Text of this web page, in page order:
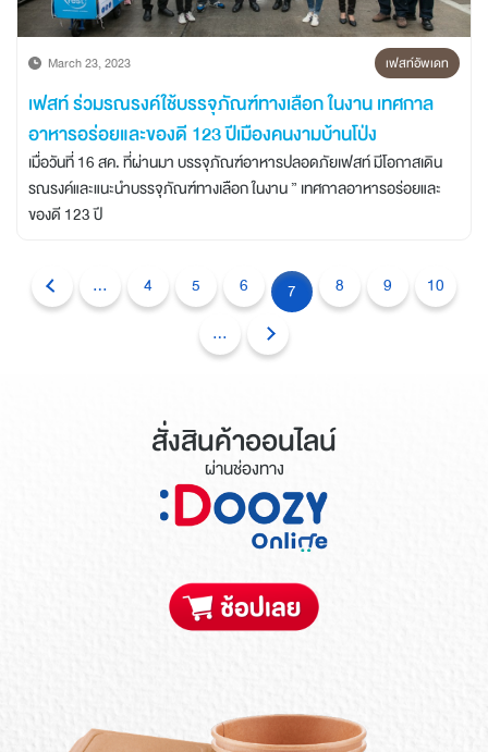
March 23, 2023 เฟสท์อัพเดท
เฟสท์ ร่วมรณรงค์ใช้บรรจุภัณฑ์ทางเลือก ในงาน เทศกาล
อาหารอร่อยและของดี 123 ปีเมืองคนงามบ้านโป่ง
เมื่อวันที่ 16 สค. ที่ผ่านมา บรรจุภัณฑ์อาหารปลอดภัยเฟสท์ มีโอกาสเดิน
รณรงค์และแนะนำบรรจุภัณฑ์ทางเลือก ในงาน ” เทศกาลอาหารอร่อยและ
ของดี 123 ปี
... 4 5 6 7 8 9
10
...
สั่งสินค้าออนไลน์
ผ่านช่องทาง